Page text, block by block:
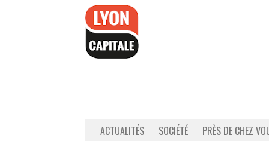
ACTUALITÉS SOCIÉTÉ PRÈS DE CHEZ